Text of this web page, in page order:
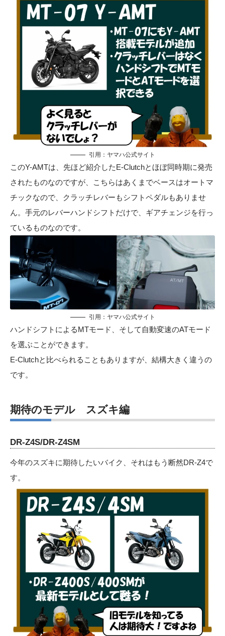
引用： ヤマハ公式サイト
このY-AMTは、先ほど紹介したE-Clutchとほぼ同時期に発売
されたものなのですが、こちらはあくまでベースはオートマ
チックなので、クラッチレバーもシフトペダルもありませ
ん。手元のレバーハンドシフトだけで、ギアチェンジを行っ
ているものなのです。
引用： ヤマハ公式サイト
ハンドシフトによるMTモード、そして自動変速のATモード
を選ぶことができます。
E-Clutchと比べられることもありますが、結構大きく違うの
です。
期待のモデル スズキ編
DR-Z4S/DR-Z4SM
今年のスズキに期待したいバイク、それはもう断然DR-Z4で
す。